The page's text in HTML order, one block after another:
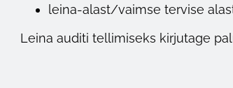
leina-alast/vaimse tervise
Leina auditi tellimiseks kirjutage